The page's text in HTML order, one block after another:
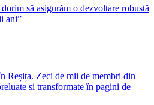
dorim să asigurăm o dezvoltare robustă
ani”
Reșița. Zeci de mii de membri din
și transformate în pagini de